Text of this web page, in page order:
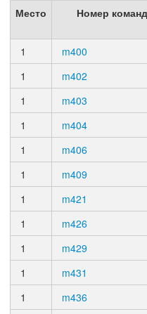
Место Номер
1 m400
1
m402
1
m403
1
m404
1
m406
1
m409
1
m421
1
m426
1
m429
1
m431
1
m436